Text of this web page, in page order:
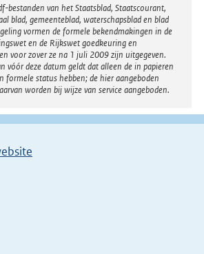
bestanden van het Staatsblad, Staatscourant,
blad, gemeenteblad, waterschapsblad en blad
vormen de formele bekendmakingen in de
en de Rijkswet goedkeuring en
voor zover ze na 1 juli 2009 zijn uitgegeven.
vóór deze datum geldt dat alleen de in papieren
formele status hebben; de hier aangeboden
worden bij wijze van service aangeboden.